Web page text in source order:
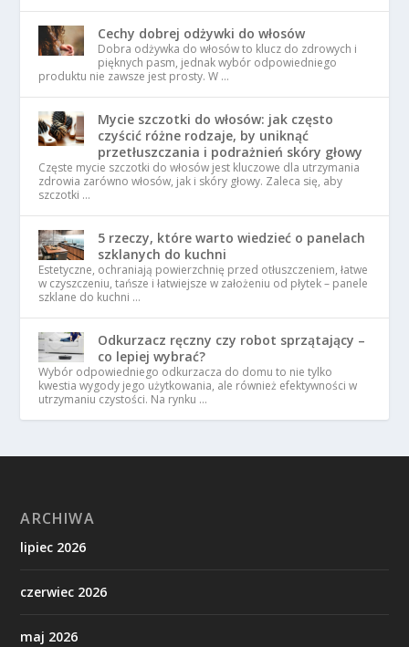
Cechy dobrej odżywki do włosów
Dobra odżywka do włosów to klucz do zdrowych i
pięknych pasm, jednak wybór odpowiedniego
produktu nie zawsze jest prosty. W …
Mycie szczotki do włosów: jak często
czyścić różne rodzaje, by uniknąć
przetłuszczania i podrażnień skóry głowy
Częste mycie szczotki do włosów jest kluczowe dla utrzymania
zdrowia zarówno włosów, jak i skóry głowy. Zaleca się, aby
szczotki …
5 rzeczy, które warto wiedzieć o panelach
szklanych do kuchni
Estetyczne, ochraniają powierzchnię przed otłuszczeniem, łatwe
w czyszczeniu, tańsze i łatwiejsze w założeniu od płytek – panele
szklane do kuchni …
Odkurzacz ręczny czy robot sprzątający –
co lepiej wybrać?
Wybór odpowiedniego odkurzacza do domu to nie tylko
kwestia wygody jego użytkowania, ale również efektywności w
utrzymaniu czystości. Na rynku …
ARCHIWA
lipiec 2026
czerwiec 2026
maj 2026